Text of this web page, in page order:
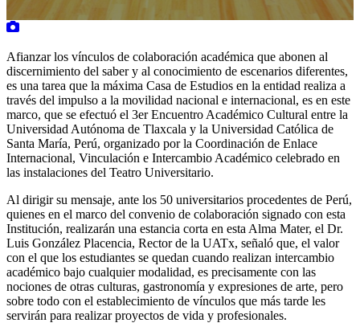
Afianzar los vínculos de colaboración académica que abonen al
discernimiento del saber y al conocimiento de escenarios diferentes,
es una tarea que la máxima Casa de Estudios en la entidad realiza a
través del impulso a la movilidad nacional e internacional, es en este
marco, que se efectuó el 3er Encuentro Académico Cultural entre la
Universidad Autónoma de Tlaxcala y la Universidad Católica de
Santa María, Perú, organizado por la Coordinación de Enlace
Internacional, Vinculación e Intercambio Académico celebrado en
las instalaciones del Teatro Universitario.
Al dirigir su mensaje, ante los 50 universitarios procedentes de Perú,
quienes en el marco del convenio de colaboración signado con esta
Institución, realizarán una estancia corta en esta Alma Mater, el Dr.
Luis González Placencia, Rector de la UATx, señaló que, el valor
con el que los estudiantes se quedan cuando realizan intercambio
académico bajo cualquier modalidad, es precisamente con las
nociones de otras culturas, gastronomía y expresiones de arte, pero
sobre todo con el establecimiento de vínculos que más tarde les
servirán para realizar proyectos de vida y profesionales.